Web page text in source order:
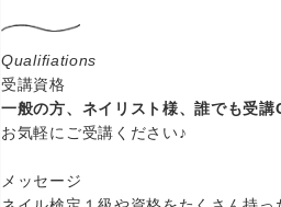
Qualifiations
受講資格
一般の方、ネイリスト様、誰でも受講
お気軽にご受講ください♪
メッセージ